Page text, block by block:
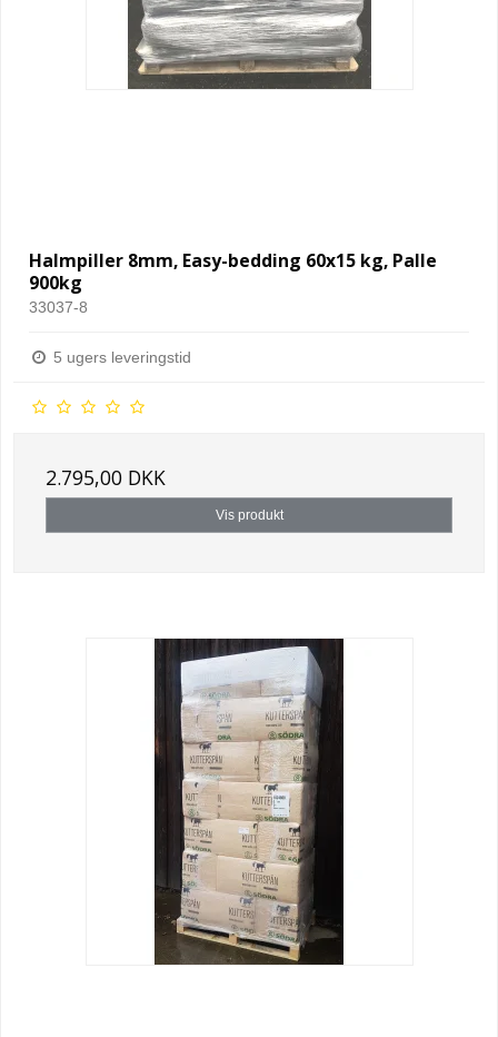
Halmpiller 8mm, Easy-bedding 60x15 kg, Palle
900kg
33037-8
5 ugers leveringstid
2.795,00 DKK
Vis produkt